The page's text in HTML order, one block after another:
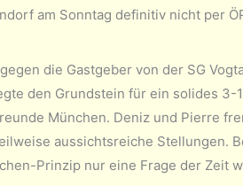
am Sonntag definitiv nicht per
die Gastgeber von der SG
den Grundstein für ein solides 3-
München. Deniz und Pierre
aussichtsreiche Stellungen.
Prinzip nur eine Frage der Zeit